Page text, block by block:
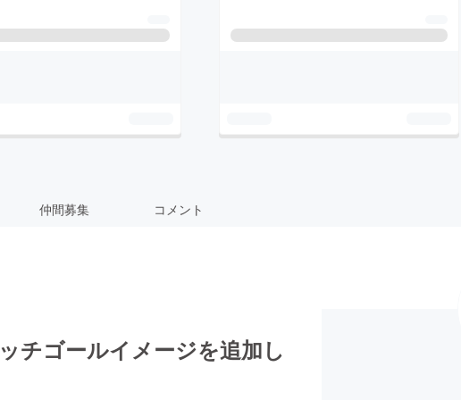
仲間募集 コメント
チゴールイメージを追加し